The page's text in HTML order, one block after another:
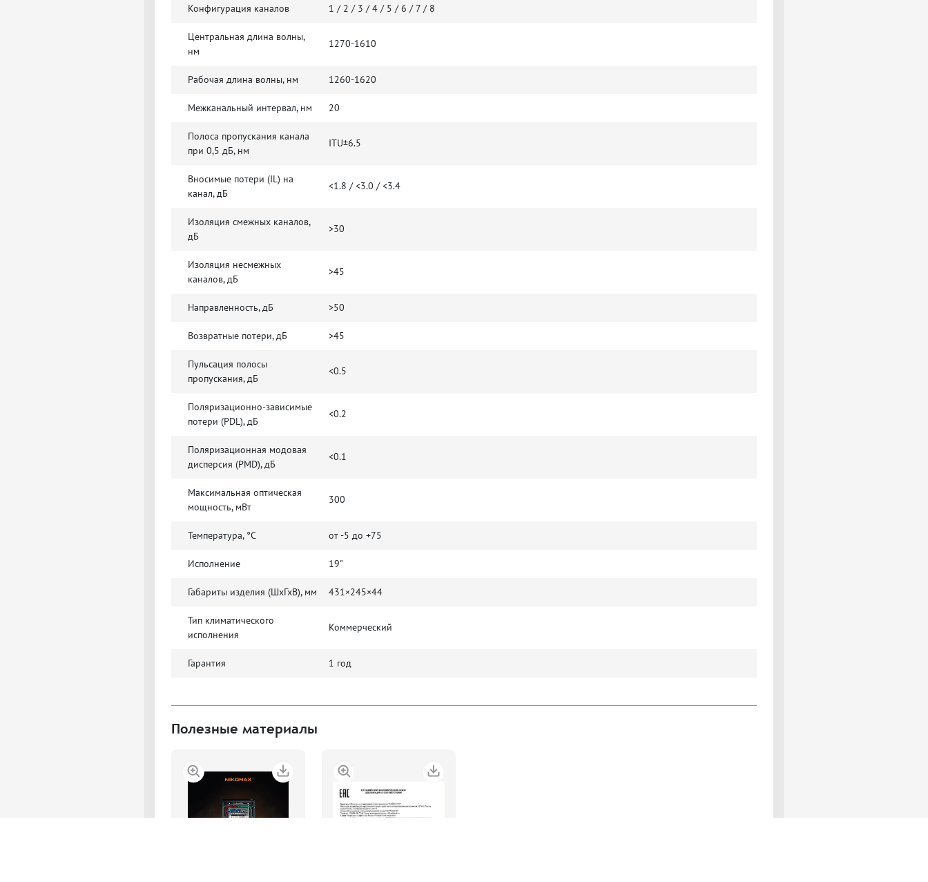
Конфигурация каналов 1 / 2 / 3 / 4 / 5 / 6 / 7 / 8
Центральная длина волны,
нм
1270-1610
Рабочая длина волны, нм 1260-1620
Межканальный интервал, нм 20
Полоса пропускания канала
при 0,5 дБ, нм
ITU±6.5
Вносимые потери (IL) на
канал, дБ
<1.8 / <3.0 / <3.4
Изоляция смежных каналов,
дБ
>30
Изоляция несмежных
каналов, дБ
>45
Направленность, дБ >50
Возвратные потери, дБ >45
Пульсация полосы
пропускания, дБ
<0.5
Поляризационно-зависимые
потери (PDL), дБ
<0.2
Поляризационная модовая
дисперсия (PMD), дБ
<0.1
Максимальная оптическая
мощность, мВт
300
Температура, °C от -5 до +75
Исполнение 19"
Габариты изделия (ШхГхВ), мм 431×245×44
Тип климатического
исполнения
Коммерческий
Гарантия 1 год
Полезные материалы